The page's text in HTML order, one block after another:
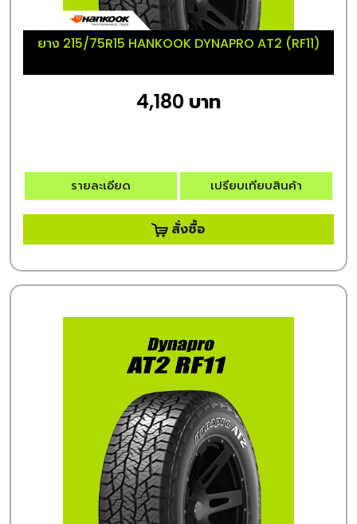
ยาง 215/75R15 HANKOOK DYNAPRO AT2 (RF11)
4,180 บาท
รายละเอียด เปรียบเทียบสินค้า
สั่งซื้อ